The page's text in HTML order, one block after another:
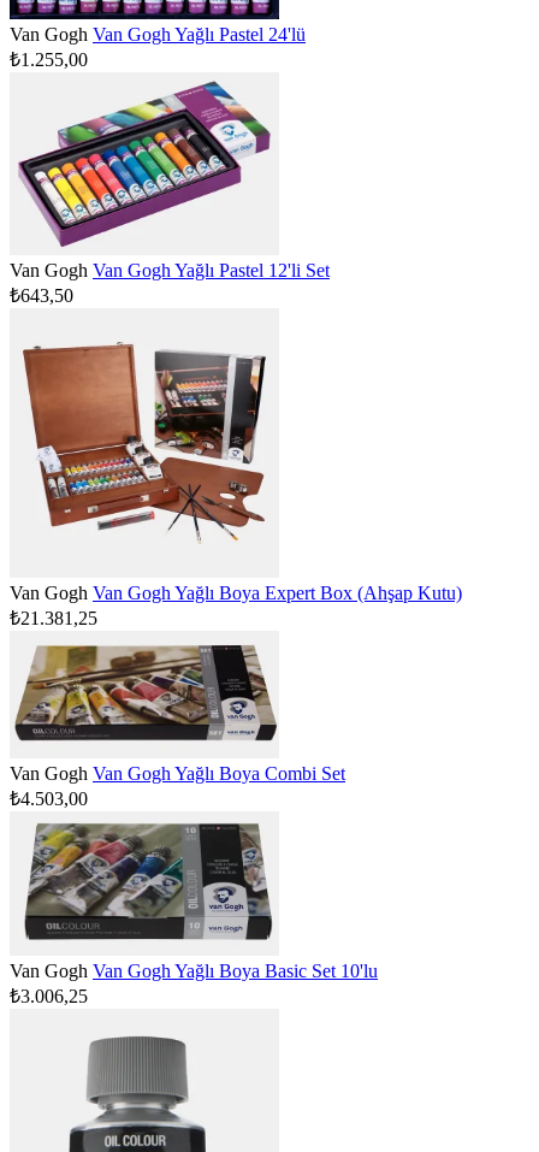
Van Gogh Van Gogh Yağlı Pastel 24'lü
₺1.255,00
Van Gogh Van Gogh Yağlı Pastel 12'li Set
₺643,50
Van Gogh Van Gogh Yağlı Boya Expert Box (Ahşap Kutu)
₺21.381,25
Van Gogh Van Gogh Yağlı Boya Combi Set
₺4.503,00
Van Gogh Van Gogh Yağlı Boya Basic Set 10'lu
₺3.006,25